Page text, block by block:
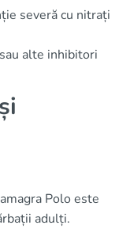
severă cu nitrați
alte inhibitori
Polo este
adulți.